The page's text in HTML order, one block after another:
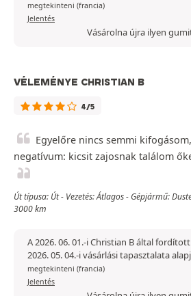
megtekinteni (francia)
Jelentés
Vásárolna újra ilyen
VÉLEMÉNYE CHRISTIAN B
4/5
Egyelőre nincs semmi
negatívum: kicsit zajosnak találom
Út típusa: Út - Vezetés: Átlagos - Gépjármű:
3000 km
A 2026. 06. 01.-i Christian B által
2026. 05. 04.-i vásárlási tapasztalata
megtekinteni (francia)
Jelentés